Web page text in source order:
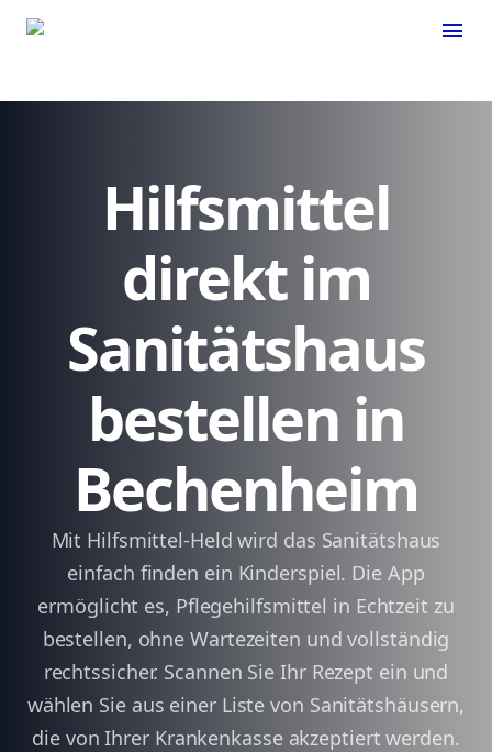
menu
Hilfsmittel
direkt im
Sanitätshaus
bestellen in
Bechenheim
Mit Hilfsmittel-Held wird das Sanitätshaus
einfach finden ein Kinderspiel. Die App
ermöglicht es, Pflegehilfsmittel in Echtzeit zu
bestellen, ohne Wartezeiten und vollständig
rechtssicher. Scannen Sie Ihr Rezept ein und
wählen Sie aus einer Liste von Sanitätshäusern,
die von Ihrer Krankenkasse akzeptiert werden.